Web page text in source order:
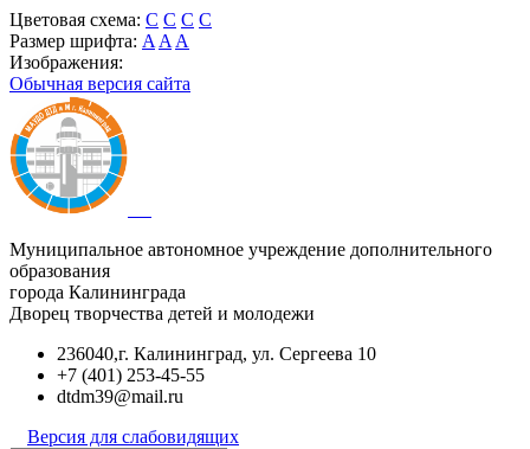
Цветовая схема: C C C C
Размер шрифта: A A A
Изображения:
Обычная версия сайта
Муниципальное автономное учреждение дополнительного
образования
города Калининграда
Дворец творчества детей и молодежи
236040,г. Калининград, ул. Сергеева 10
+7 (401) 253-45-55
dtdm39@mail.ru
Версия для слабовидящих